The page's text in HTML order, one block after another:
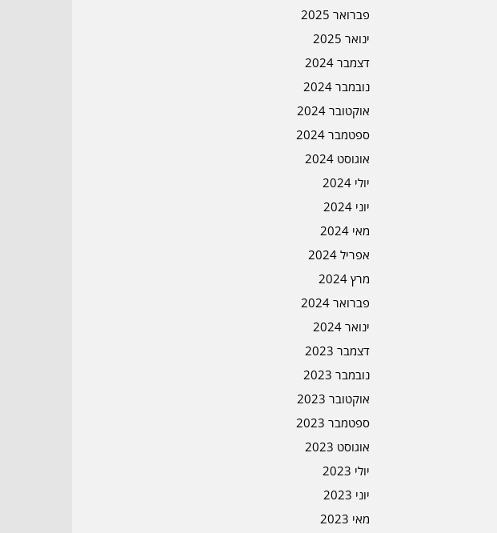
פברואר 2025
ינואר 2025
דצמבר 2024
נובמבר 2024
אוקטובר 2024
ספטמבר 2024
אוגוסט 2024
יולי 2024
יוני 2024
מאי 2024
אפריל 2024
מרץ 2024
פברואר 2024
ינואר 2024
דצמבר 2023
נובמבר 2023
אוקטובר 2023
ספטמבר 2023
אוגוסט 2023
יולי 2023
יוני 2023
מאי 2023